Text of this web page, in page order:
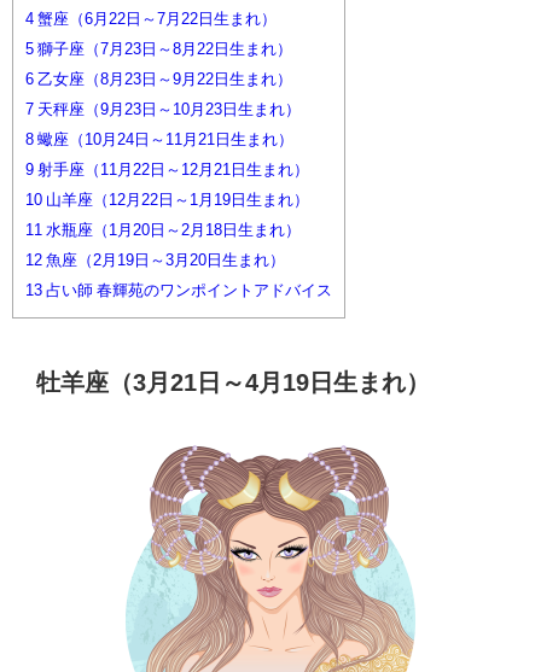
4 蟹座（6月22日～7月22日生まれ）
5 獅子座（7月23日～8月22日生まれ）
6 乙女座（8月23日～9月22日生まれ）
7 天秤座（9月23日～10月23日生まれ）
8 蠍座（10月24日～11月21日生まれ）
9 射手座（11月22日～12月21日生まれ）
10 山羊座（12月22日～1月19日生まれ）
11 水瓶座（1月20日～2月18日生まれ）
12 魚座（2月19日～3月20日生まれ）
13 占い師 春輝苑のワンポイントアドバイス
牡羊座（3月21日～4月19日生まれ）